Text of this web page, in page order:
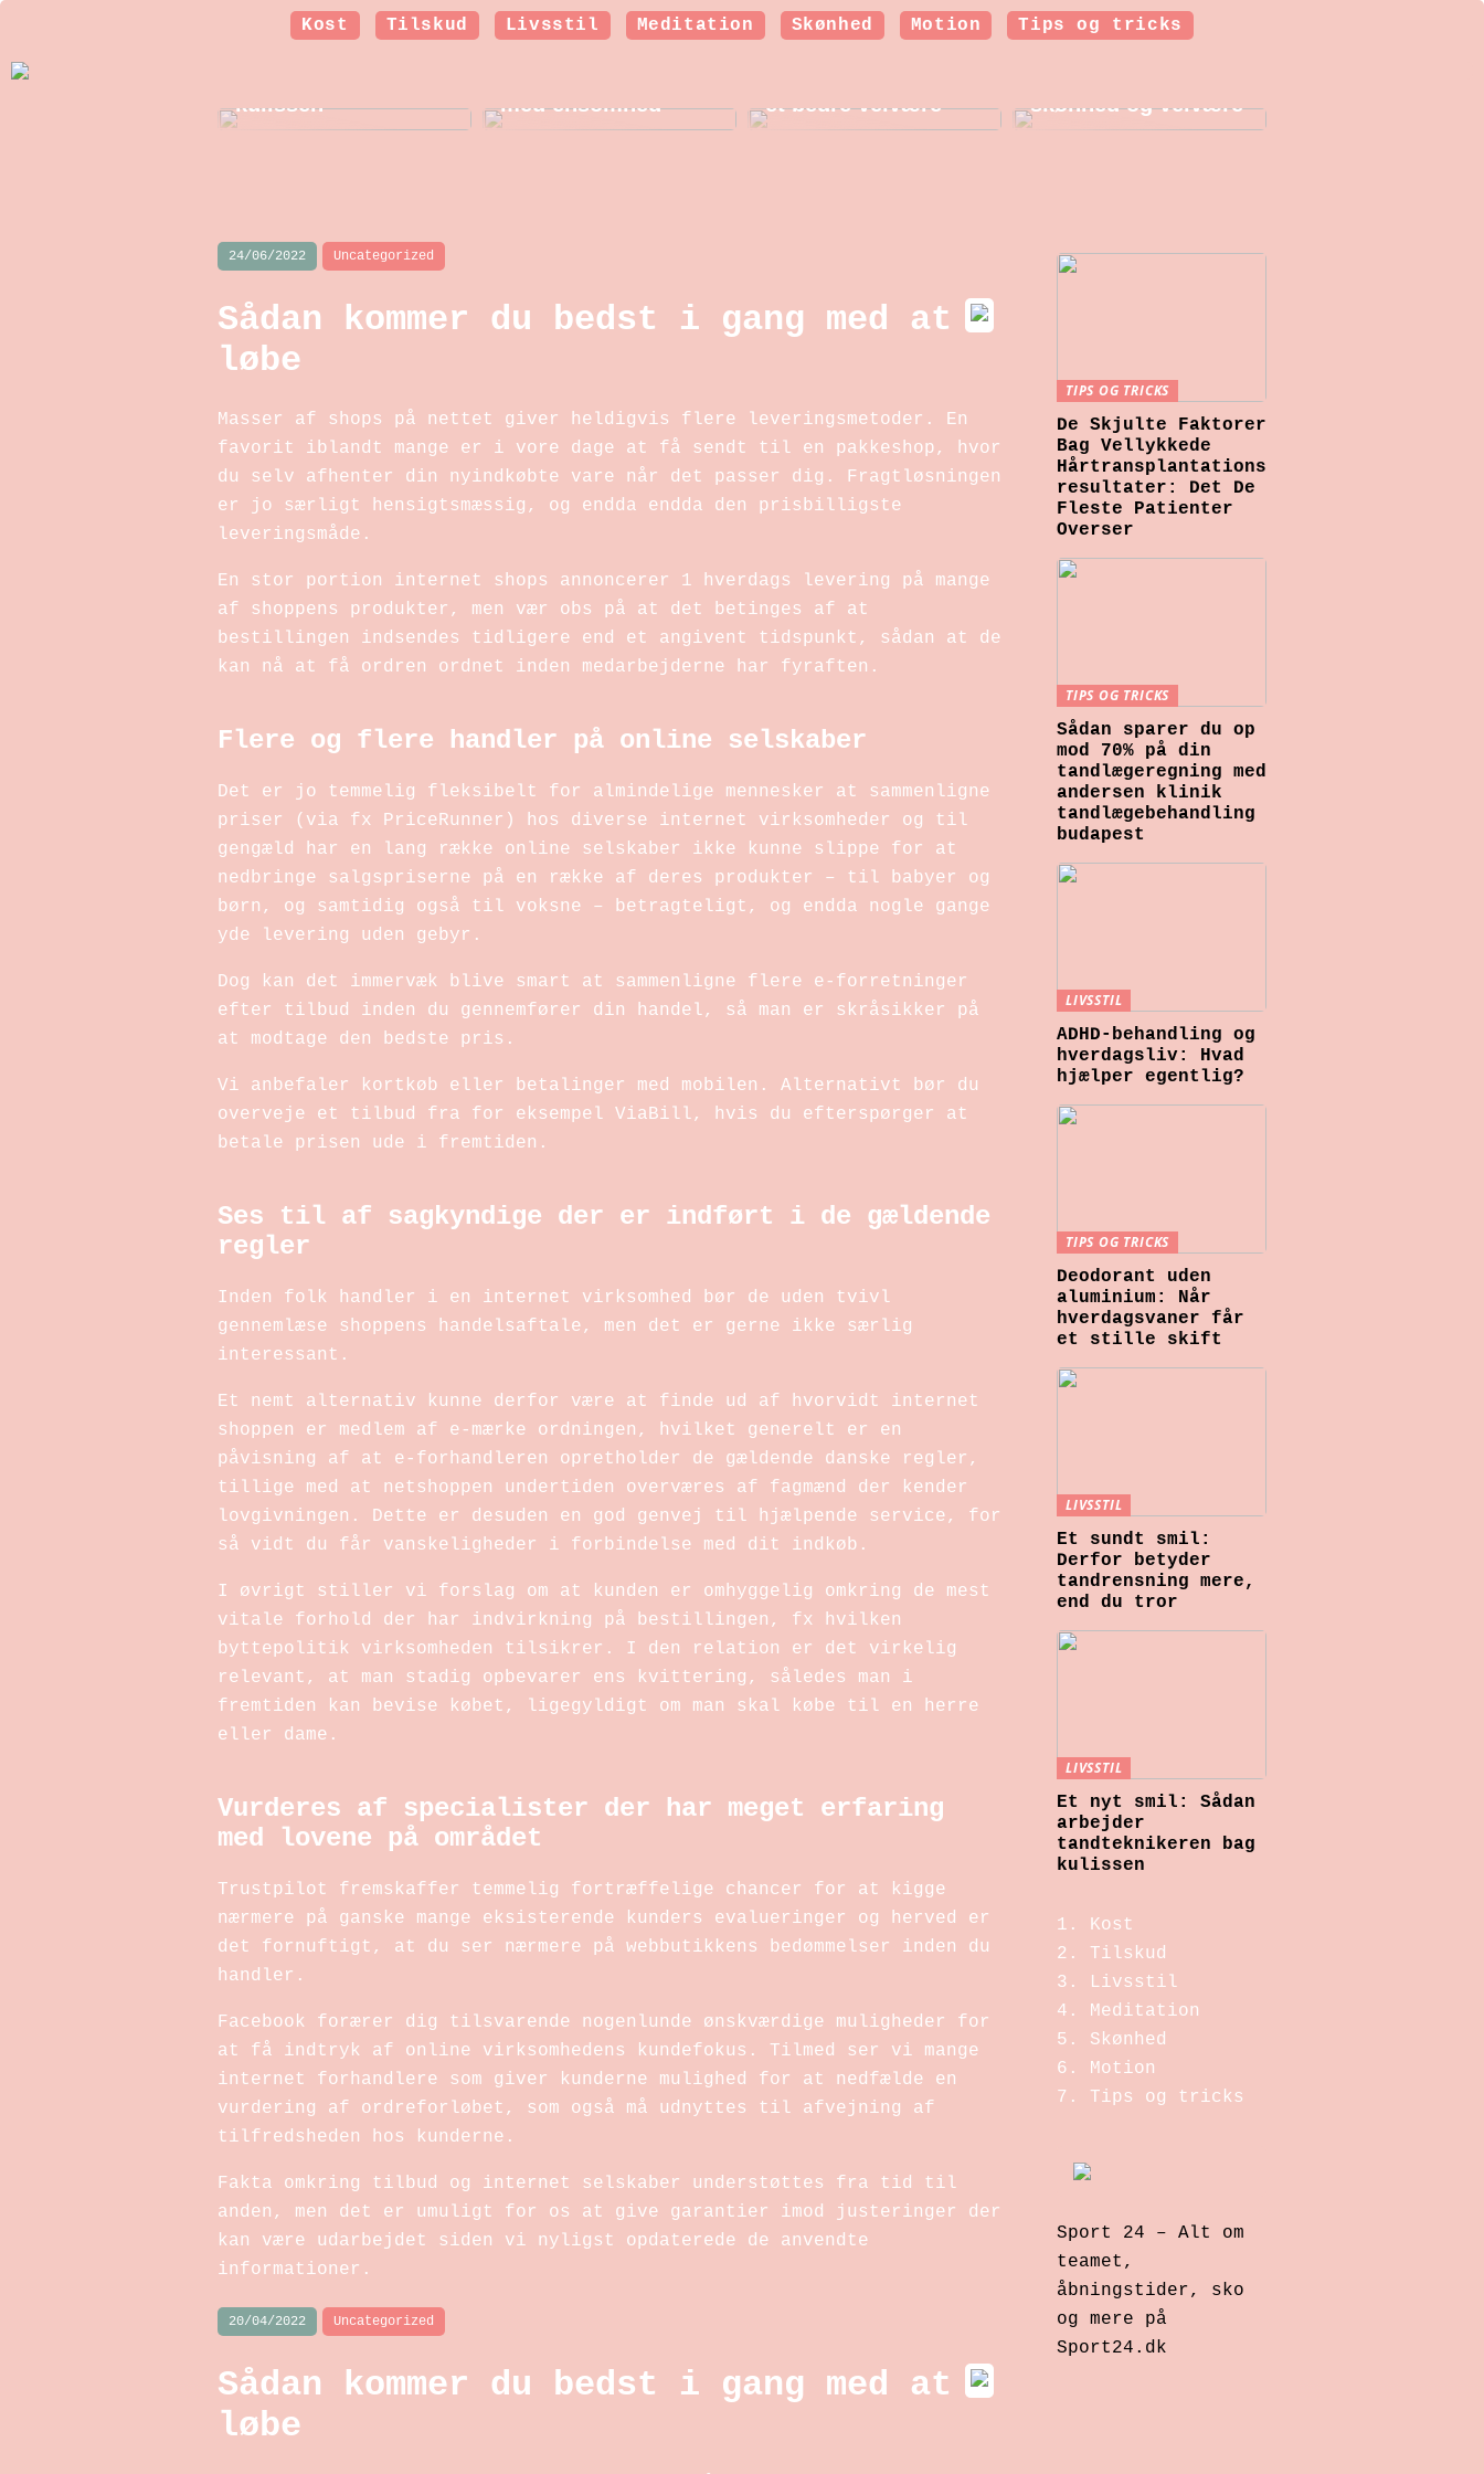
Kost Tilskud Livsstil Meditation Skønhed Motion Tips og tricks
Et nyt smil: Sådan
kulissen
Sådan kan en
med ensomhed
Hormonbehandling i
et bedre velvære
Botoxbehandlinger i
skønhed og velvære
24/06/2022 Uncategorized
Sådan kommer du bedst i gang med at
løbe
Masser af shops på nettet giver heldigvis flere leveringsmetoder. En
favorit iblandt mange er i vore dage at få sendt til en pakkeshop, hvor
du selv afhenter din nyindkøbte vare når det passer dig. Fragtløsningen
er jo særligt hensigtsmæssig, og endda endda den prisbilligste
leveringsmåde.
En stor portion internet shops annoncerer 1 hverdags levering på mange
af shoppens produkter, men vær obs på at det betinges af at
bestillingen indsendes tidligere end et angivent tidspunkt, sådan at de
kan nå at få ordren ordnet inden medarbejderne har fyraften.
Flere og flere handler på online selskaber
Det er jo temmelig fleksibelt for almindelige mennesker at sammenligne
priser (via fx PriceRunner) hos diverse internet virksomheder og til
gengæld har en lang række online selskaber ikke kunne slippe for at
nedbringe salgspriserne på en række af deres produkter – til babyer og
børn, og samtidig også til voksne – betragteligt, og endda nogle gange
yde levering uden gebyr.
Dog kan det immervæk blive smart at sammenligne flere e-forretninger
efter tilbud inden du gennemfører din handel, så man er skråsikker på
at modtage den bedste pris.
Vi anbefaler kortkøb eller betalinger med mobilen. Alternativt bør du
overveje et tilbud fra for eksempel ViaBill, hvis du efterspørger at
betale prisen ude i fremtiden.
Ses til af sagkyndige der er indført i de gældende
regler
Inden folk handler i en internet virksomhed bør de uden tvivl
gennemlæse shoppens handelsaftale, men det er gerne ikke særlig
interessant.
Et nemt alternativ kunne derfor være at finde ud af hvorvidt internet
shoppen er medlem af e-mærke ordningen, hvilket generelt er en
påvisning af at e-forhandleren opretholder de gældende danske regler,
tillige med at netshoppen undertiden overværes af fagmænd der kender
lovgivningen. Dette er desuden en god genvej til hjælpende service, for
så vidt du får vanskeligheder i forbindelse med dit indkøb.
I øvrigt stiller vi forslag om at kunden er omhyggelig omkring de mest
vitale forhold der har indvirkning på bestillingen, fx hvilken
byttepolitik virksomheden tilsikrer. I den relation er det virkelig
relevant, at man stadig opbevarer ens kvittering, således man i
fremtiden kan bevise købet, ligegyldigt om man skal købe til en herre
eller dame.
Vurderes af specialister der har meget erfaring
med lovene på området
Trustpilot fremskaffer temmelig fortræffelige chancer for at kigge
nærmere på ganske mange eksisterende kunders evalueringer og herved er
det fornuftigt, at du ser nærmere på webbutikkens bedømmelser inden du
handler.
Facebook forærer dig tilsvarende nogenlunde ønskværdige muligheder for
at få indtryk af online virksomhedens kundefokus. Tilmed ser vi mange
internet forhandlere som giver kunderne mulighed for at nedfælde en
vurdering af ordreforløbet, som også må udnyttes til afvejning af
tilfredsheden hos kunderne.
Fakta omkring tilbud og internet selskaber understøttes fra tid til
anden, men det er umuligt for os at give garantier imod justeringer der
kan være udarbejdet siden vi nyligst opdaterede de anvendte
informationer.
20/04/2022 Uncategorized
Sådan kommer du bedst i gang med at
løbe
TIPS OG TRICKS
De Skjulte Faktorer
Bag Vellykkede
Hårtransplantations
resultater: Det De
Fleste Patienter
Overser
TIPS OG TRICKS
Sådan sparer du op
mod 70% på din
tandlægeregning med
andersen klinik
tandlægebehandling
budapest
LIVSSTIL
ADHD-behandling og
hverdagsliv: Hvad
hjælper egentlig?
TIPS OG TRICKS
Deodorant uden
aluminium: Når
hverdagsvaner får
et stille skift
LIVSSTIL
Et sundt smil:
Derfor betyder
tandrensning mere,
end du tror
LIVSSTIL
Et nyt smil: Sådan
arbejder
tandteknikeren bag
kulissen
Kost
Tilskud
Livsstil
Meditation
Skønhed
Motion
Tips og tricks
Sport 24 – Alt om
teamet,
åbningstider, sko
og mere på
Sport24.dk